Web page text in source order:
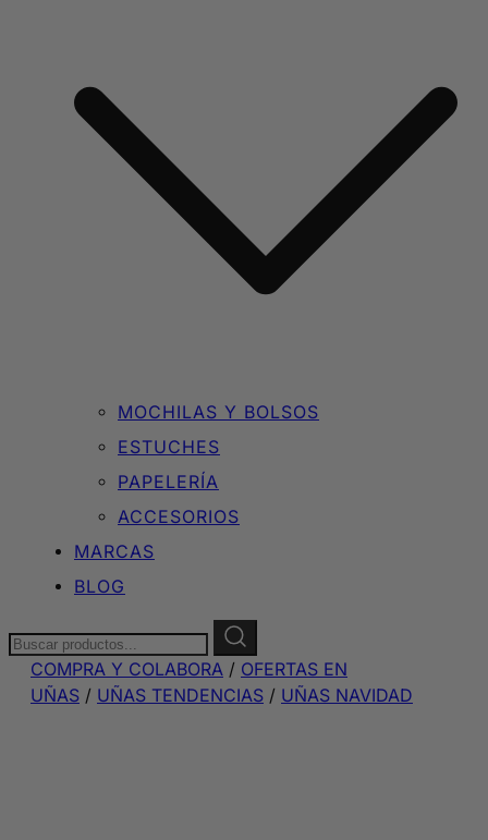
MOCHILAS Y BOLSOS
ESTUCHES
PAPELERÍA
ACCESORIOS
MARCAS
BLOG
Buscar:
COMPRA Y COLABORA / OFERTAS EN
UÑAS / UÑAS TENDENCIAS / UÑAS NAVIDAD